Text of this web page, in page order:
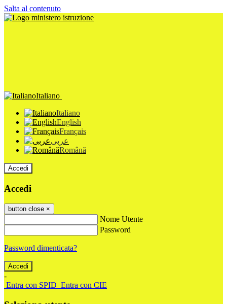
Salta al contenuto
Italiano
Italiano
English
Français
عربى
Română
Accedi
Accedi
button close ×
Nome Utente
Password
Password dimenticata?
-
Entra con SPID Entra con CIE